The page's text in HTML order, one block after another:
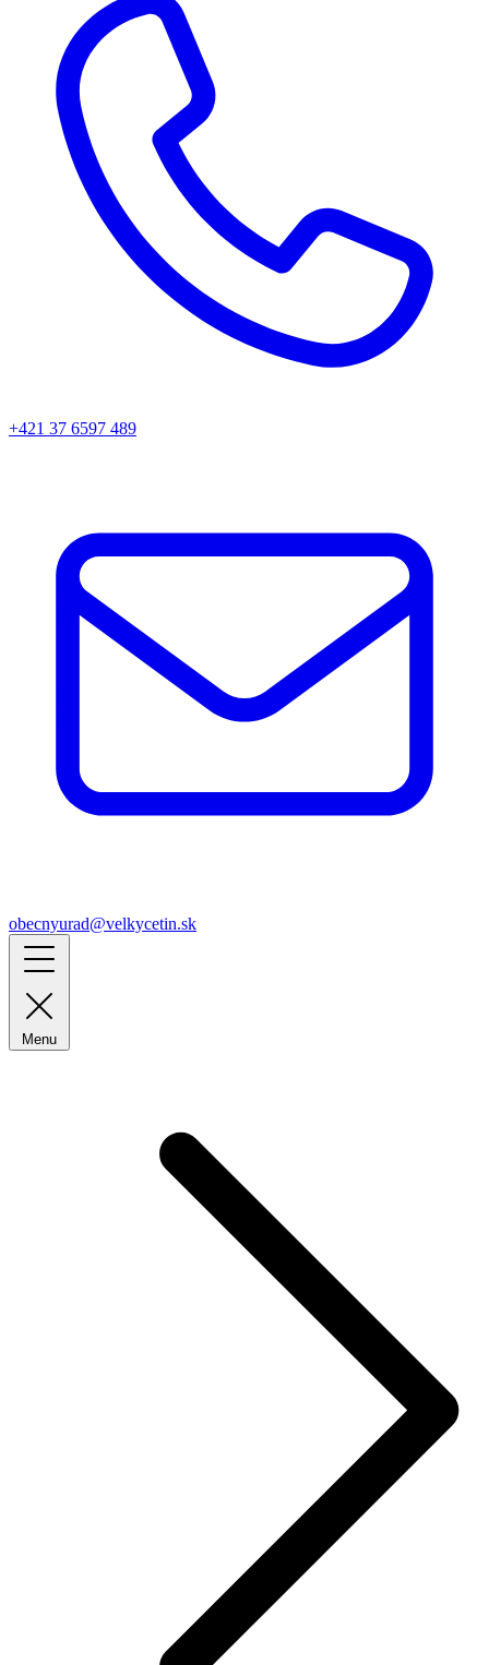
+421 37 6597 489
obecnyurad@velkycetin.sk
Menu